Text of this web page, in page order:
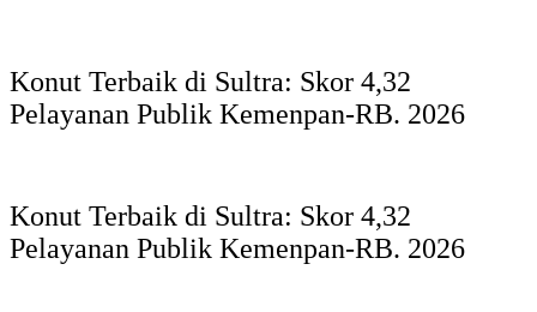
Konut Terbaik di Sultra: Skor 4,32
Pelayanan Publik Kemenpan-RB. 2026
Konut Terbaik di Sultra: Skor 4,32
Pelayanan Publik Kemenpan-RB. 2026